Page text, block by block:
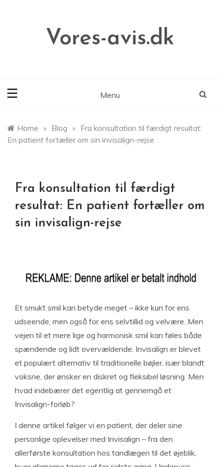
Vores-avis.dk
Menu
Home » Blog » Fra konsultation til færdigt resultat:
En patient fortæller om sin invisalign-rejse
Fra konsultation til færdigt
resultat: En patient fortæller om
sin invisalign-rejse
Et smukt smil kan betyde meget – ikke kun for ens
udseende, men også for ens selvtillid og velvære. Men
vejen til et mere lige og harmonisk smil kan føles både
spændende og lidt overvældende. Invisalign er blevet
et populært alternativ til traditionelle bøjler, især blandt
voksne, der ønsker en diskret og fleksibel løsning. Men
hvad indebærer det egentlig at gennemgå et
Invisalign-forløb?
I denne artikel følger vi en patient, der deler sine
personlige oplevelser med Invisalign – fra den
allerførste konsultation hos tandlægen til det øjeblik,